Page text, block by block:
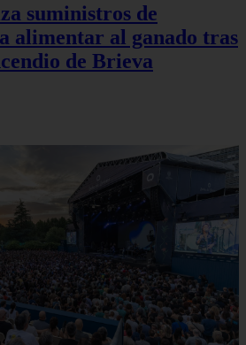
suministros de
alimentar al ganado tras
de Brieva